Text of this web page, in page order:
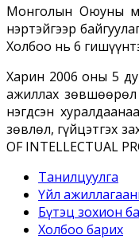
Монголын Оюуны
нэртэйгээр
Холбоо нь 6
Харин 2006 оны 5
ажиллах
нэгдсэн
зөвлөл, гүйцэтгэх
OF INTELLECTUAL
Танилцуулга
Үйл
Бүтэц зохион
Холбоо барих